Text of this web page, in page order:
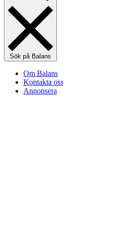
Sök på Balans
Om Balans
Kontakta oss
Annonsera